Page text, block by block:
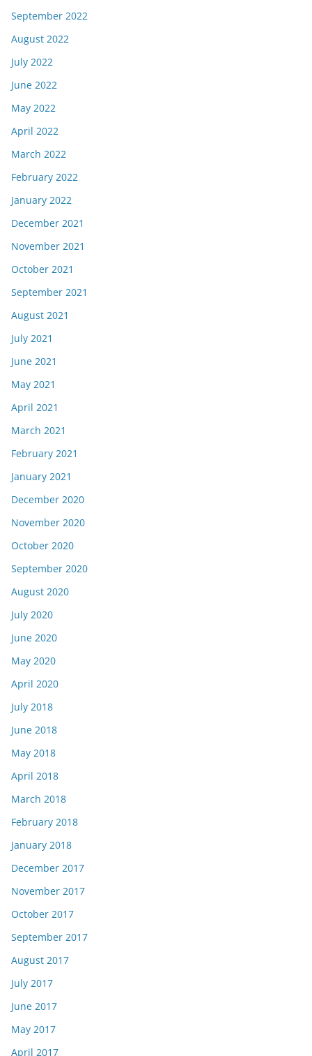
September 2022
August 2022
July 2022
June 2022
May 2022
April 2022
March 2022
February 2022
January 2022
December 2021
November 2021
October 2021
September 2021
August 2021
July 2021
June 2021
May 2021
April 2021
March 2021
February 2021
January 2021
December 2020
November 2020
October 2020
September 2020
August 2020
July 2020
June 2020
May 2020
April 2020
July 2018
June 2018
May 2018
April 2018
March 2018
February 2018
January 2018
December 2017
November 2017
October 2017
September 2017
August 2017
July 2017
June 2017
May 2017
April 2017